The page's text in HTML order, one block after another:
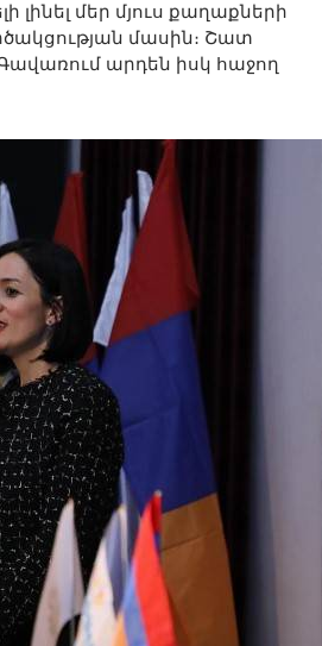
մեր մյուս քաղաքների
մասին։ Շատ
արդեն իսկ հաջող